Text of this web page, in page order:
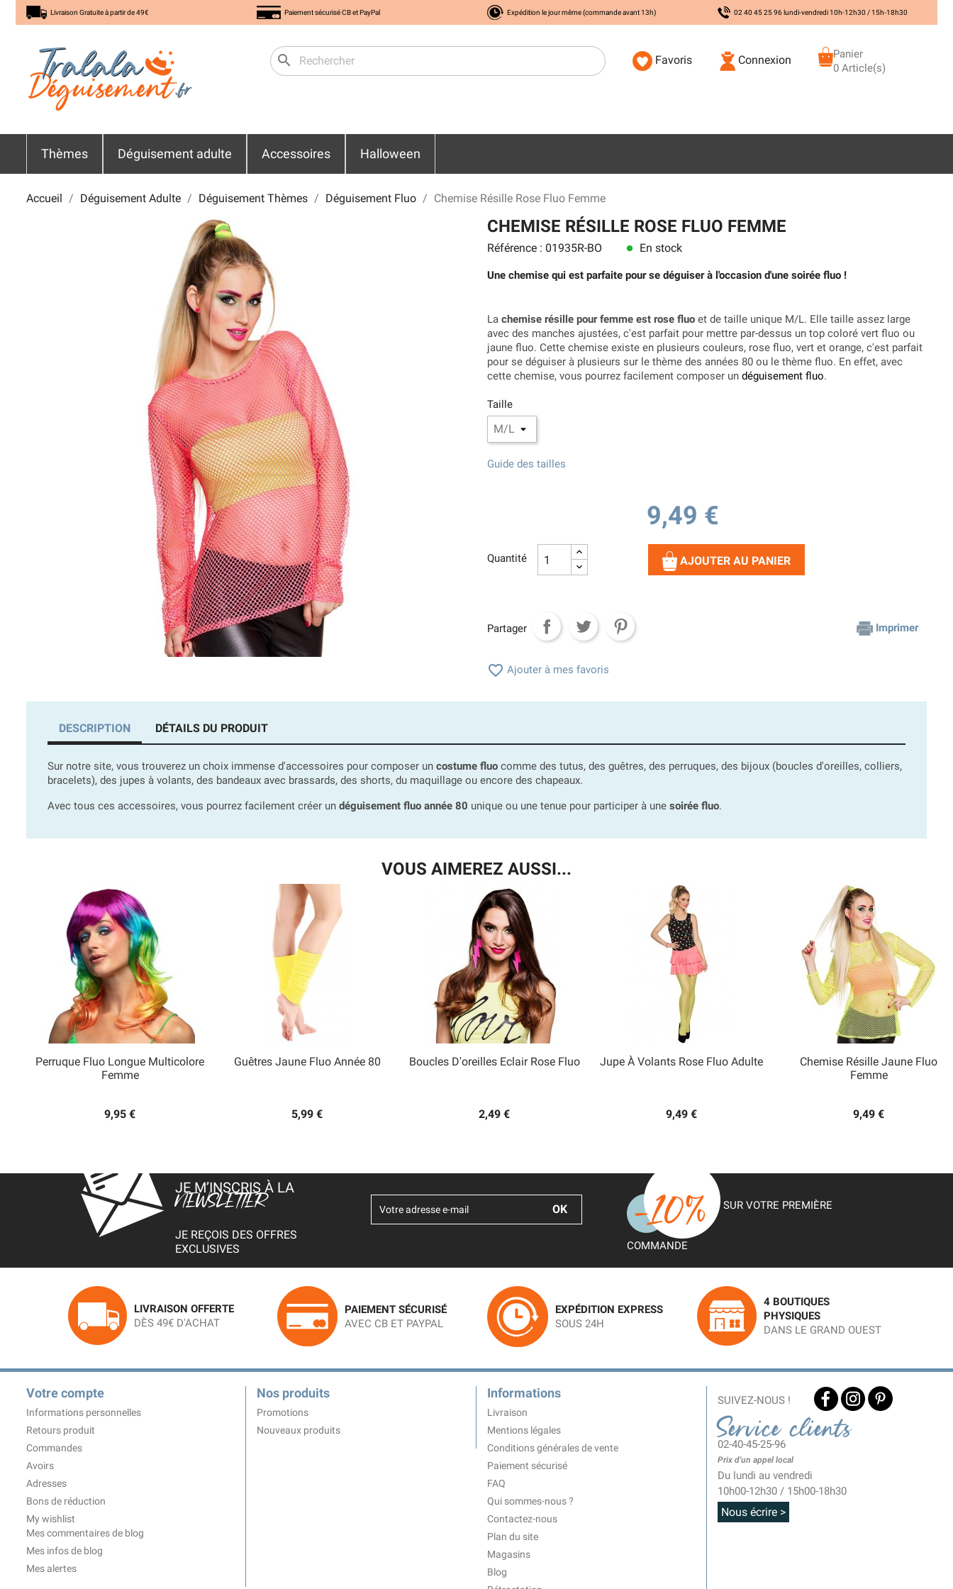
Livraison Gratuite à partir de 49€ Paiement sécurisé CB et PayPal Expédition le jour même (commande avant 13h) 02 40 45 25 96 lundi-vendredi 10h-12h30 / 15h-18h30
search Favoris Connexion
Panier
0 Article(s)
Thèmes Déguisement adulte Accessoires Halloween
Accueil Déguisement Adulte Déguisement Thèmes Déguisement Fluo Chemise Résille Rose Fluo Femme
CHEMISE RÉSILLE ROSE FLUO FEMME
Référence : 01935R-BO lens En stock
Une chemise qui est parfaite pour se déguiser à l'occasion d'une soirée fluo !
La chemise résille pour femme est rose fluo et de taille unique M/L. Elle taille assez large
avec des manches ajustées, c'est parfait pour mettre par-dessus un top coloré vert fluo ou
jaune fluo. Cette chemise existe en plusieurs couleurs, rose fluo, vert et orange, c'est parfait
pour se déguiser à plusieurs sur le thème des années 80 ou le thème fluo. En effet, avec
cette chemise, vous pourrez facilement composer un déguisement fluo.
Taille
Guide des tailles
9,49 €
Quantité AJOUTER AU PANIER
Partager Imprimer
 Ajouter à mes favoris
DESCRIPTION DÉTAILS DU PRODUIT
Sur notre site, vous trouverez un choix immense d'accessoires pour composer un costume fluo comme des tutus, des guêtres, des perruques, des bijoux (boucles d'oreilles, colliers,
bracelets), des jupes à volants, des bandeaux avec brassards, des shorts, du maquillage ou encore des chapeaux.
Avec tous ces accessoires, vous pourrez facilement créer un déguisement fluo année 80 unique ou une tenue pour participer à une soirée fluo.
VOUS AIMEREZ AUSSI...
Perruque Fluo Longue Multicolore
Femme
9,95 €
Aperçu rapide
Guêtres Jaune Fluo Année 80
5,99 €
Boucles D'oreilles Eclair Rose Fluo
2,49 €
Jupe À Volants Rose Fluo Adulte
9,49 €
Chemise Résille Jaune Fluo
Femme
9,49 €
Aperçu rapide
JE M’INSCRIS À LA
NEWSLETTER
JE REÇOIS DES OFFRES
EXCLUSIVES
SUR VOTRE PREMIÈRE
COMMANDE
LIVRAISON OFFERTE
DÈS 49€ D'ACHAT
PAIEMENT SÉCURISÉ
AVEC CB ET PAYPAL
EXPÉDITION EXPRESS
SOUS 24H
4 BOUTIQUES
PHYSIQUES
DANS LE GRAND OUEST
Votre compte
Informations personnelles
Retours produit
Commandes
Avoirs
Adresses
Bons de réduction
My wishlist
Mes commentaires de blog
Mes infos de blog
Mes alertes
Nos produits
Promotions
Nouveaux produits
Informations
Livraison
Mentions légales
Conditions générales de vente
Paiement sécurisé
FAQ
Qui sommes-nous ?
Contactez-nous
Plan du site
Magasins
Blog
SUIVEZ-NOUS !
Service clients
02-40-45-25-96
Prix d'un appel local
Du lundi au vendredi
10h00-12h30 / 15h00-18h30
Nous écrire >